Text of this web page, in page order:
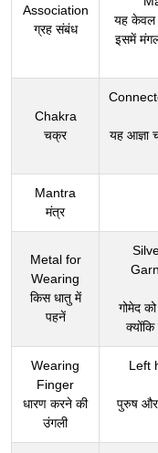
Association
ग्रह संबंध
यह केवल
इसमें
Chakra
चक्र
यह आज्ञा
Mantra
मंत्र
Metal for
Wearing
किस धातु में
पहनें
गोमेद
Wearing
Finger
धारण करने की
उंगली
Left
पुरुष और